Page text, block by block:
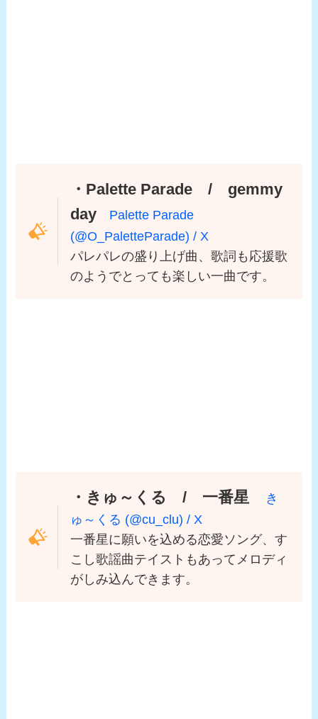
・Palette Parade / gemmy
day
Palette Parade
(@O_PaletteParade) / X
パレパレの盛り上げ曲、歌詞も応援歌
のようでとっても楽しい一曲です。
・きゅ～くる / 一番星
き
ゅ～くる (@cu_clu) / X
一番星に願いを込める恋愛ソング、す
こし歌謡曲テイストもあってメロディ
がしみ込んできます。